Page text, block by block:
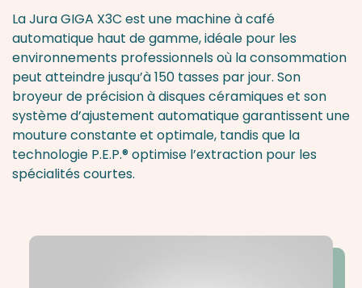
La Jura GIGA X3C est une machine à café
automatique haut de gamme, idéale pour les
environnements professionnels où la consommation
peut atteindre jusqu’à 150 tasses par jour. Son
broyeur de précision à disques céramiques et son
système d’ajustement automatique garantissent une
mouture constante et optimale, tandis que la
technologie P.E.P.® optimise l’extraction pour les
spécialités courtes.